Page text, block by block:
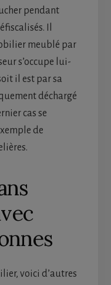
pendant
Il
meublé par
s’occupe lui-
il est par sa
déchargé
cas se
de
voici d’autres